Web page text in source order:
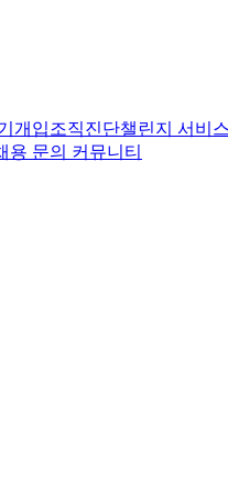
개입조직진단챌린지 서비스
용 문의 커뮤니티